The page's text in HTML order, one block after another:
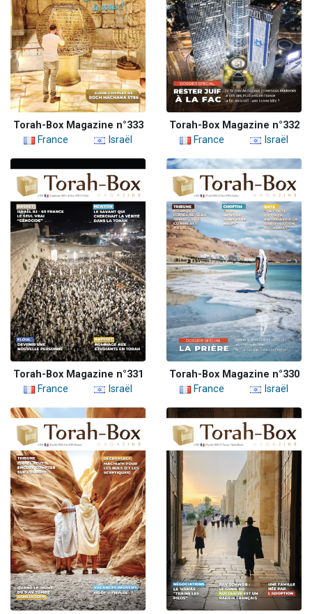
Torah-Box Magazine n°333
France
Israël
Torah-Box Magazine n°332
France
Israël
Torah-Box Magazine n°331
France
Israël
Torah-Box Magazine n°330
France
Israël